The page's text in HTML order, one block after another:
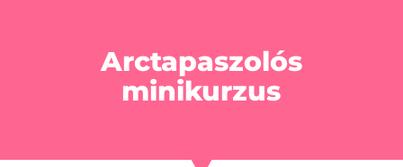
Arctapaszolós
minikurzus